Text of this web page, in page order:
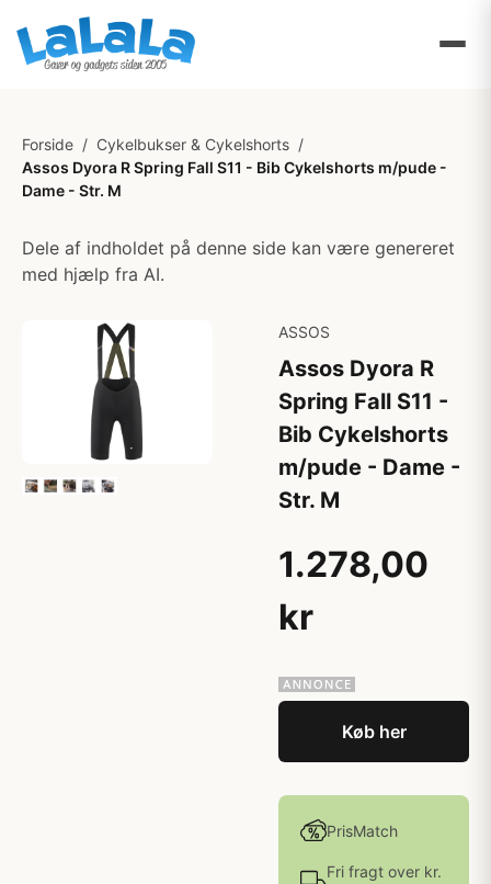
Forside / Cykelbukser & Cykelshorts /
Assos Dyora R Spring Fall S11 - Bib Cykelshorts m/pude -
Dame - Str. M
Dele af indholdet på denne side kan være genereret
med hjælp fra AI.
ASSOS
Assos Dyora R
Spring Fall S11 -
Bib Cykelshorts
m/pude - Dame -
Str. M
1.278,00
kr
Køb her
PrisMatch
Fri fragt over kr.